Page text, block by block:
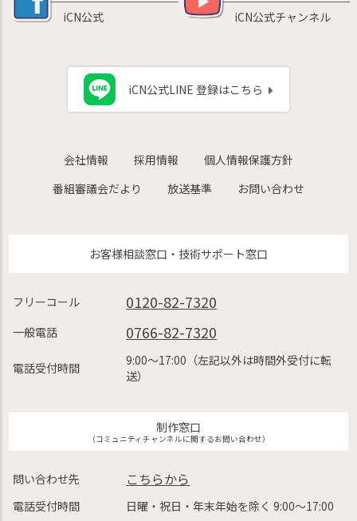
iCN公式 iCN公式チャンネル
iCN公式LINE 登録はこちら
会社情報 採用情報
個人情報保護方針
番組審議会だより
放送基準 お問い合わせ
お客様相談窓口・技術サポート窓口
フリーコール 0120-82-7320
一般電話 0766-82-7320
電話受付時間
9:00〜17:00（左記以外は時間外受付に転
送）
制作窓口
（コミュニティチャンネルに関するお問い合わせ）
問い合わせ先 こちらから
電話受付時間 日曜・祝日・年末年始を除く 9:00〜17:00